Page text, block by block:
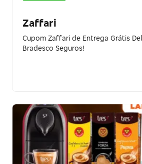
Zaffari
Cupom Zaffari de Entrega Grátis
Bradesco Seguros!